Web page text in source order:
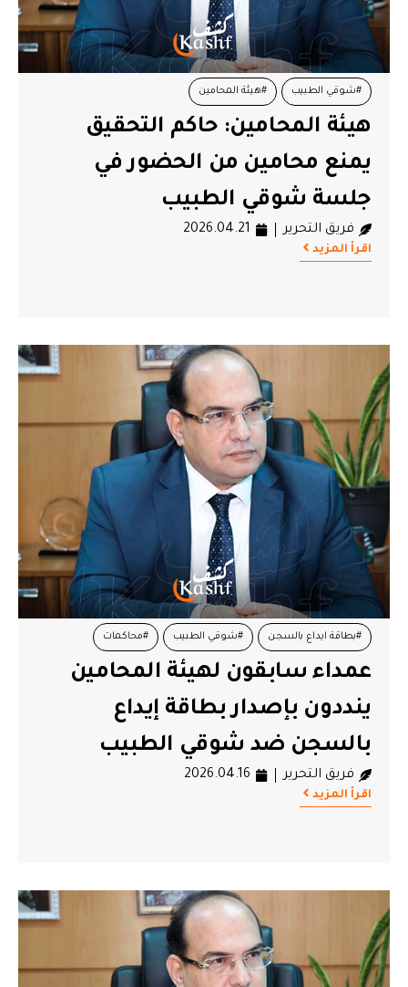
#شوقي الطبيب #هيئة المحامين
هيئة المحامين: حاكم التحقيق
يمنع محامين من الحضور في
جلسة شوقي الطبيب
فريق التحرير 2026.04.21
اقرأ المزيد
#بطاقة ايداع بالسجن #شوقي الطبيب #محاكمات
#محامين #هيئة المحامين
عمداء سابقون لهيئة المحامين
ينددون بإصدار بطاقة إيداع
بالسجن ضد شوقي الطبيب
فريق التحرير 2026.04.16
اقرأ المزيد